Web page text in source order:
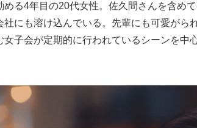
る4年目の20代女性。佐久間さんを含めて
にも溶け込んでいる。先輩にも可愛がら
子会が定期的に行われているシーンを中